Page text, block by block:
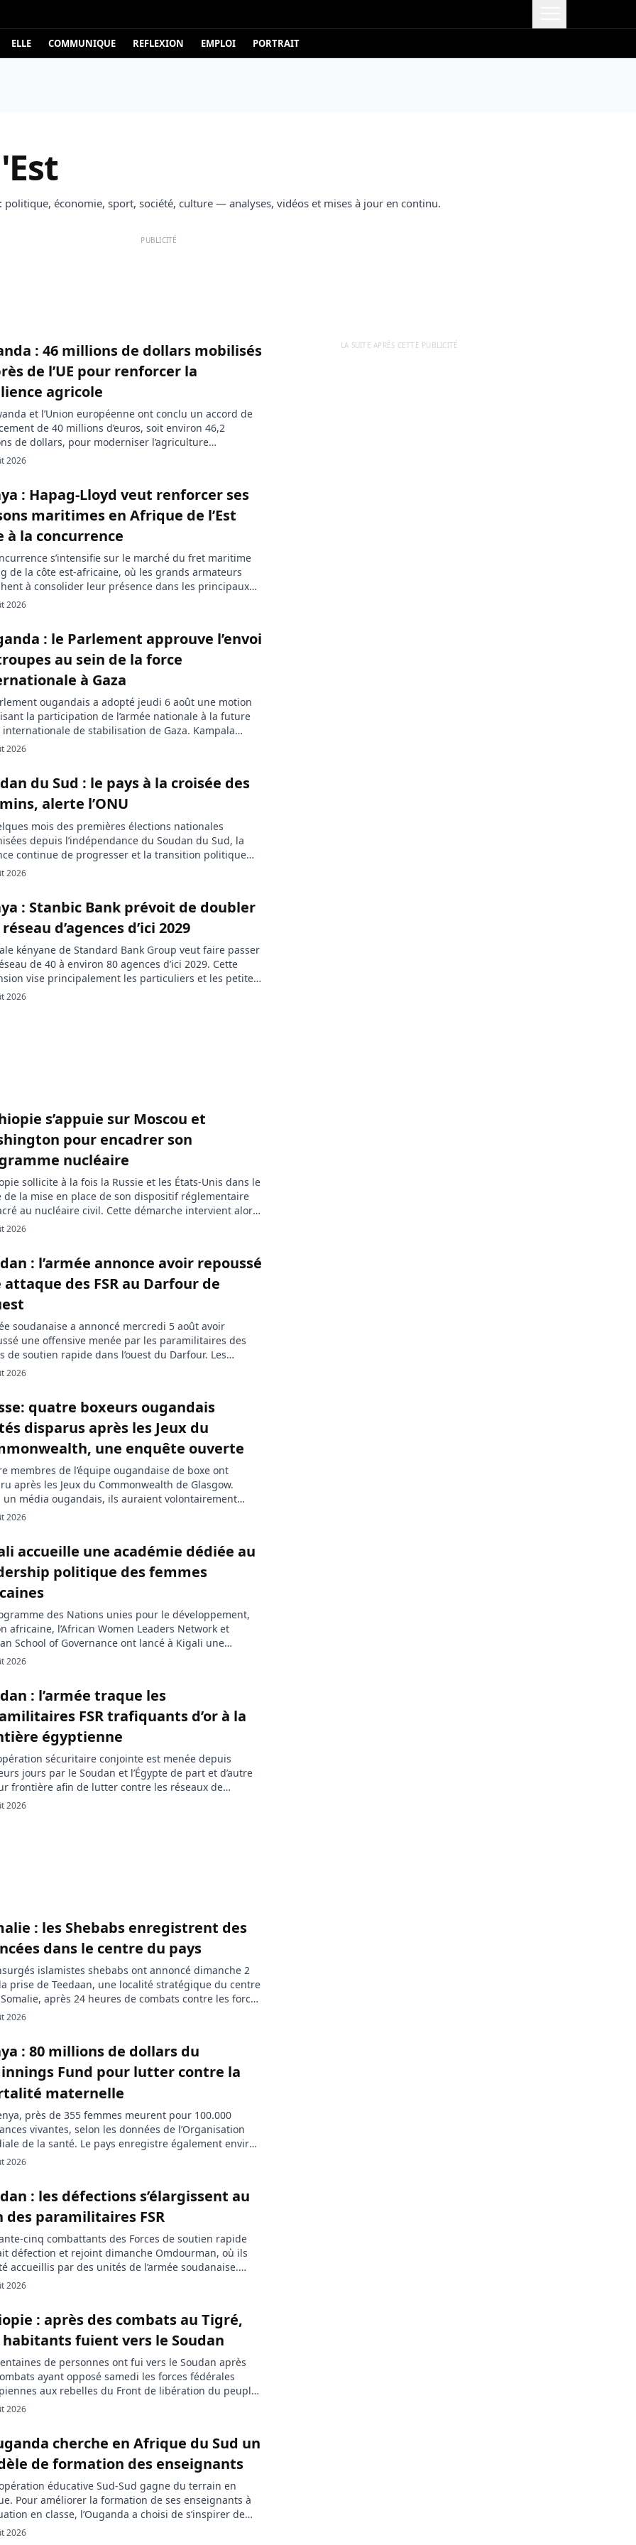
ELLE COMMUNIQUE REFLEXION EMPLOI PORTRAIT
politique, économie, sport, société, culture — analyses, vidéos et mises à jour en continu.
PUBLICITÉ
: 46 millions de dollars mobilisés
de l’UE pour renforcer la
agricole
et l’Union européenne ont conclu un accord de
de 40 millions d’euros, soit environ 46,2
de dollars, pour moderniser l’agriculture
Le dispositif doit renforcer la résilience du
a été signé par le gouvernement rwandais […]
2026
: Hapag-Lloyd veut renforcer ses
maritimes en Afrique de l’Est
à la concurrence
s’intensifie sur le marché du fret maritime
de la côte est-africaine, où les grands armateurs
à consolider leur présence dans les principaux
de transit. Implanté à Mombasa depuis neuf ans,
orientale de […]
2026
: le Parlement approuve l’envoi
au sein de la force
à Gaza
ougandais a adopté jeudi 6 août une motion
la participation de l’armée nationale à la future
internationale de stabilisation de Gaza. Kampala
avoir été sollicité par les États-Unis, mais ni le
2026
du Sud : le pays à la croisée des
alerte l’ONU
mois des premières élections nationales
depuis l’indépendance du Soudan du Sud, la
continue de progresser et la transition politique
Des acteurs du processus de paix
mécanismes de justice prévus par l’accord […]
2026
: Stanbic Bank prévoit de doubler
d’agences d’ici 2029
kényane de Standard Bank Group veut faire passer
de 40 à environ 80 agences d’ici 2029. Cette
vise principalement les particuliers et les petites
dans le cadre d’une stratégie destinée à
2026
s’appuie sur Moscou et
pour encadrer son
nucléaire
sollicite à la fois la Russie et les États-Unis dans le
de la mise en place de son dispositif réglementaire
au nucléaire civil. Cette démarche intervient alors
grandes puissances se livrent une compétition
Authority a […]
2026
: l’armée annonce avoir repoussé
attaque des FSR au Darfour de
soudanaise a annoncé mercredi 5 août avoir
une offensive menée par les paramilitaires des
de soutien rapide dans l’ouest du Darfour. Les
se sont déroulés dans plusieurs localités situées
ont repoussé […]
2026
quatre boxeurs ougandais
disparus après les Jeux du
une enquête ouverte
membres de l’équipe ougandaise de boxe ont
après les Jeux du Commonwealth de Glasgow.
un média ougandais, ils auraient volontairement
de rester au Royaume-Uni pour y demander l’asile. La
après leur participation aux Jeux du […]
2026
accueille une académie dédiée au
politique des femmes
des Nations unies pour le développement,
africaine, l’African Women Leaders Network et
School of Governance ont lancé à Kigali une
destinée à renforcer la participation des femmes
Kigali accueille le lancement […]
2026
: l’armée traque les
FSR trafiquants d’or à la
égyptienne
sécuritaire conjointe est menée depuis
jours par le Soudan et l’Égypte de part et d’autre
frontière afin de lutter contre les réseaux de
d’or. Cette initiative intervient après la décision
2026
: les Shebabs enregistrent des
dans le centre du pays
islamistes shebabs ont annoncé dimanche 2
prise de Teedaan, une localité stratégique du centre
après 24 heures de combats contre les forces
Des habitants de localités voisines ont
bref, les […]
2026
: 80 millions de dollars du
Fund pour lutter contre la
maternelle
près de 355 femmes meurent pour 100.000
vivantes, selon les données de l’Organisation
de la santé. Le pays enregistre également environ
mort-nés chaque année, des chiffres qui illustrent
ont signé […]
2026
: les défections s’élargissent au
des paramilitaires FSR
cinq combattants des Forces de soutien rapide
défection et rejoint dimanche Omdourman, où ils
accueillis par des unités de l’armée soudanaise.
nouvelle reddition illustre l’intensification des départs
depuis avril 2023. Le groupe était conduit par trois
militaires originaires du […]
2026
: après des combats au Tigré,
habitants fuient vers le Soudan
de personnes ont fui vers le Soudan après
ayant opposé samedi les forces fédérales
aux rebelles du Front de libération du peuple
le TPLF, dans le nord de l’Éthiopie. Les deux camps
2026
cherche en Afrique du Sud un
de formation des enseignants
éducative Sud-Sud gagne du terrain en
Pour améliorer la formation de ses enseignants à
en classe, l’Ouganda a choisi de s’inspirer de
de l’Afrique du Sud, un pays confronté à des
2026
LA SUITE APRÈS CETTE PUBLICITÉ